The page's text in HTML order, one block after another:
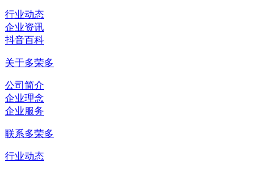
行业动态
企业资讯
抖音百科
关于多荣多
公司简介
企业理念
企业服务
联系多荣多
行业动态